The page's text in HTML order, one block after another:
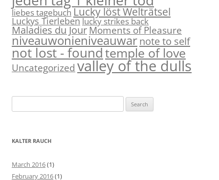
liebes tagebuch Lucky löst Welträtsel
Luckys Tierlebenlucky strikes back
Maladies du Jour Moments of Pleasure
niveauwonieniveauwarnote to self
not lost - foundtemple of love
Uncategorized valley of the dulls
e
r
h
f
KALTER RAUCH
March 2016(1)
February 2016(1)